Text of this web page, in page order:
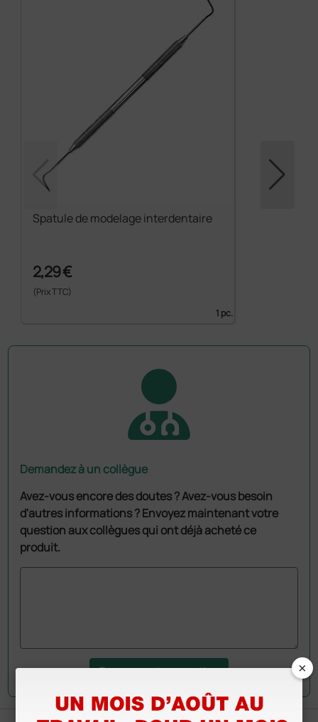
Spatule de modelage interdentaire
2,29 €
(Prix TTC)
1 pc.
Demandez à un collègue
Avez-vous encore des doutes ? Avez-vous besoin
d'autres informations ? Envoyez maintenant votre
question aux collègues qui ont déjà acheté ce
produit.
Envoyez votre question ×